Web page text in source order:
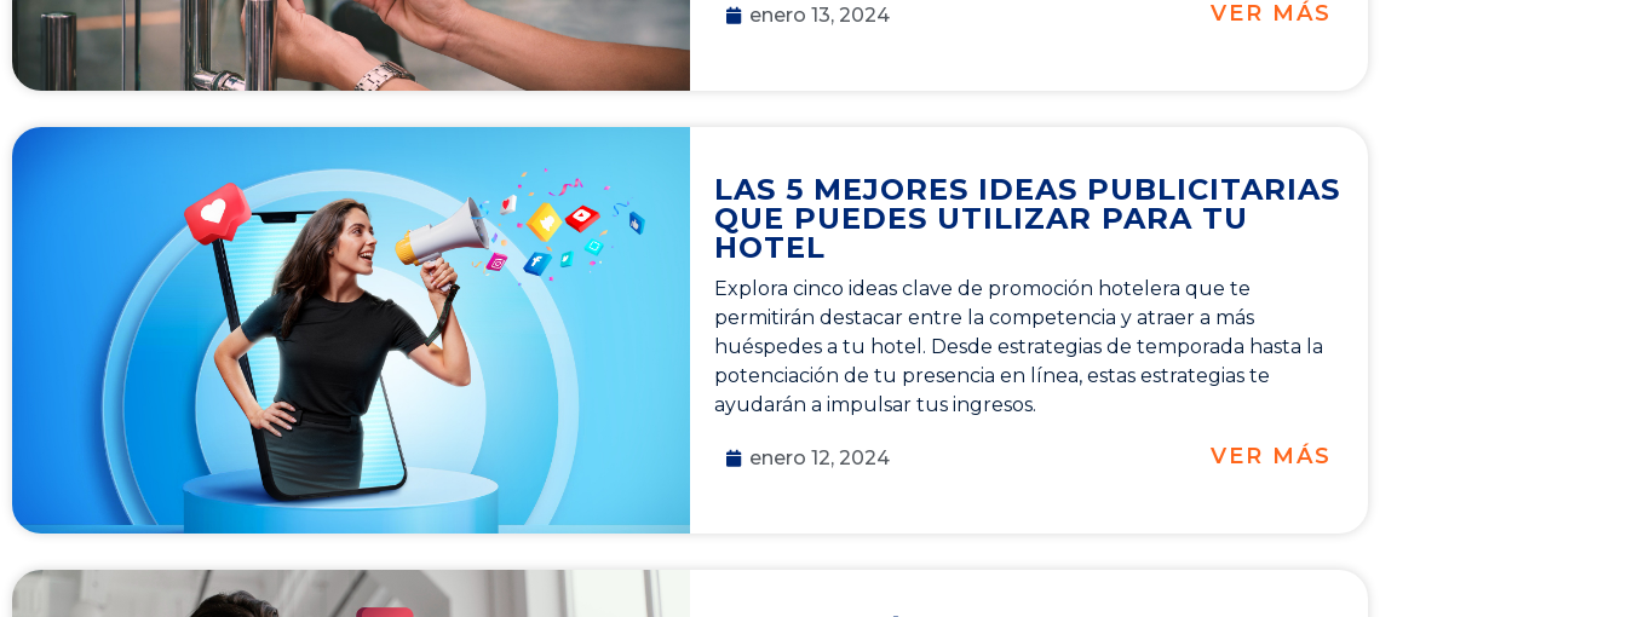
enero 13, 2024 VER MÁS
LAS 5 MEJORES IDEAS PUBLICITARIAS
QUE PUEDES UTILIZAR PARA TU
HOTEL
Explora cinco ideas clave de promoción hotelera que te
permitirán destacar entre la competencia y atraer a más
huéspedes a tu hotel. Desde estrategias de temporada hasta la
potenciación de tu presencia en línea, estas estrategias te
ayudarán a impulsar tus ingresos.
enero 12, 2024 VER MÁS